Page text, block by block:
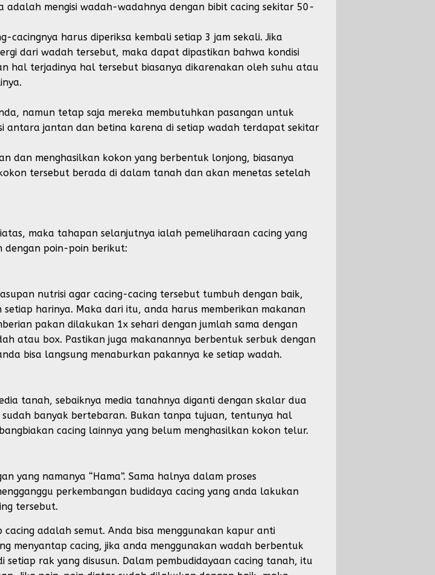
mengisi wadah-wadahnya dengan bibit cacing sekitar 50-
harus diperiksa kembali setiap 3 jam sekali. Jika
dari wadah tersebut, maka dapat dipastikan bahwa kondisi
hal terjadinya hal tersebut biasanya dikarenakan oleh suhu atau
namun tetap saja mereka membutuhkan pasangan untuk
antara jantan dan betina karena di setiap wadah terdapat sekitar
dan menghasilkan kokon yang berbentuk lonjong, biasanya
tersebut berada di dalam tanah dan akan menetas setelah
maka tahapan selanjutnya ialah pemeliharaan cacing yang
dengan poin-poin berikut:
nutrisi agar cacing-cacing tersebut tumbuh dengan baik,
harinya. Maka dari itu, anda harus memberikan makanan
pakan dilakukan 1x sehari dengan jumlah sama dengan
atau box. Pastikan juga makanannya berbentuk serbuk dengan
bisa langsung menaburkan pakannya ke setiap wadah.
tanah, sebaiknya media tanahnya diganti dengan skalar dua
banyak bertebaran. Bukan tanpa tujuan, tentunya hal
cacing lainnya yang belum menghasilkan kokon telur.
yang namanya “Hama”. Sama halnya dalam proses
perkembangan budidaya cacing yang anda lakukan
tersebut.
adalah semut. Anda bisa menggunakan kapur anti
menyantap cacing, jika anda menggunakan wadah berbentuk
rak yang disusun. Dalam pembudidayaan cacing tanah, itu